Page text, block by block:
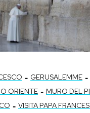
- GERUSALEMME -
ORIENTE - MURO DEL
- VISITA PAPA